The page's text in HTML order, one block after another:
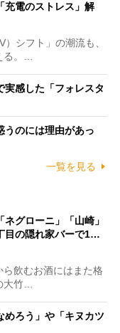
充電のストレス」解
シフト」の潮流も、
る。…
実感した「フォレスタ
うのには理由があっ
一覧を見る
ネグローニ」「山崎」
目の隠れ家バーで1…
飲むお酒にはまた格
大竹…
めろう」や「キヌカツ